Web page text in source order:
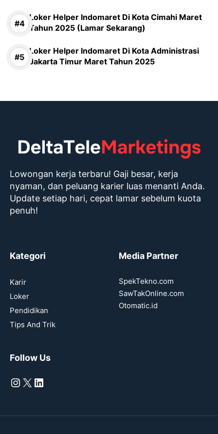
Loker Helper Indomaret Di Kota Cimahi Maret
Tahun 2025 (Lamar Sekarang)
Loker Helper Indomaret Di Kota Administrasi
Jakarta Timur Maret Tahun 2025
Lowongan kerja terbaru! Gaji besar, kerja
nyaman, dan peluang karier luas menanti Anda.
Update setiap hari, cepat lamar sebelum kuota
penuh!
Kategori
Karir
Loker
Pendidikan
Tips And Trik
Media Partner
SpekTekno.com
SawTakOnline.com
Otomatic.id
Follow Us
Instagram
X LinkedIn